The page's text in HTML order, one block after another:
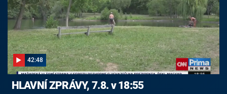
42:48
HLAVNÍ ZPRÁVY, 7.8. v 18:55